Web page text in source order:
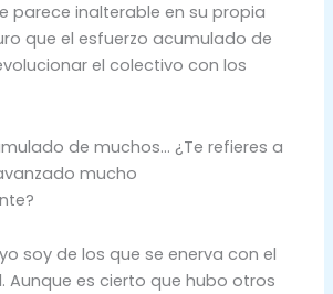
parece inalterable en su propia
que el esfuerzo acumulado de
el colectivo con los
de muchos… ¿Te refieres a
mucho
soy de los que se enerva con el
Aunque es cierto que hubo otros